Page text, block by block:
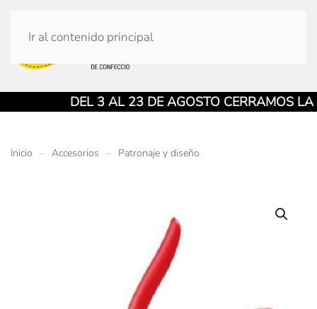
Ir al contenido principal
DEL 3 AL 23 DE AGOSTO CERRAMOS LA
Inicio Accesorios Patronaje y diseño